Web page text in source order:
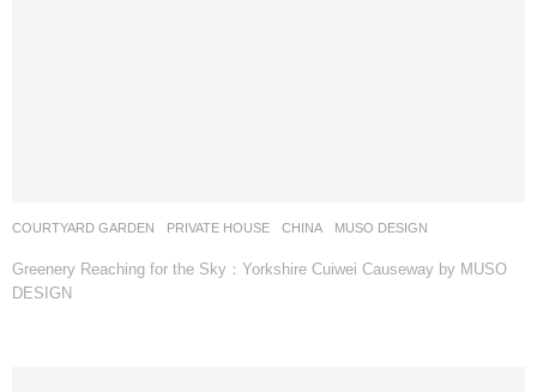
COURTYARD GARDEN ,PRIVATE HOUSE CHINA MUSO DESIGN
Greenery Reaching for the Sky：Yorkshire Cuiwei Causeway by MUSO
DESIGN